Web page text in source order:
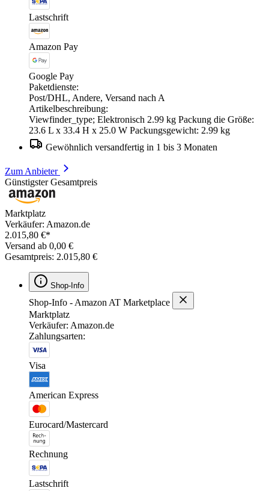
Lastschrift
Amazon Pay
Google Pay
Paketdienste:
Post/DHL, Andere, Versand nach A
Artikelbeschreibung:
Viewfinder_type; Elektronisch 2.99 kg Packung die Größe:
23.6 L x 33.4 H x 25.0 W Packungsgewicht: 2.99 kg
Gewöhnlich versandfertig in 1 bis 3 Monaten
Zum Anbieter
Günstigster Gesamtpreis
Marktplatz
Verkäufer: Amazon.de
2.015,80 €*
Versand ab 0,00 €
Gesamtpreis: 2.015,80 €
Shop-Info
Shop-Info - Amazon AT Marketplace
Marktplatz
Verkäufer: Amazon.de
Zahlungsarten:
Visa
American Express
Eurocard/Mastercard
Rechnung
Lastschrift